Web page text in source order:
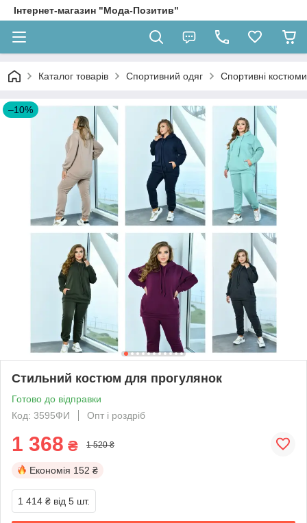
Інтернет-магазин "Мода-Позитив"
Каталог товарів Спортивний одяг Спортивні костюми
–10%
Стильний костюм для прогулянок
Готово до відправки
Код: 3595ФИ
Опт і роздріб
1 368 ₴ 1 520 ₴
Економія 152 ₴
1 414 ₴ від 5 шт.